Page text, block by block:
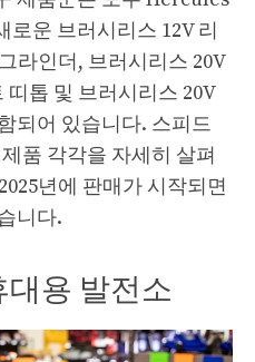
운 브러시리스 12V 리
라인더, 브러시리스 20V
톱 및 브러시리스 20V
되어 있습니다. 스피드
품 각각을 자세히 살펴
년에 판매가 시작되면
니다.
용 발전소